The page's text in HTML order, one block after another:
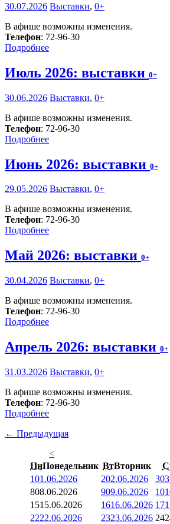
30.07.2026 Выставки, 0+
В афише возможны изменения.
Телефон: 72-96-30
Подробнее
Июль 2026: выставки 0+
30.06.2026 Выставки, 0+
В афише возможны изменения.
Телефон: 72-96-30
Подробнее
Июнь 2026: выставки 0+
29.05.2026 Выставки, 0+
В афише возможны изменения.
Телефон: 72-96-30
Подробнее
Май 2026: выставки 0+
30.04.2026 Выставки, 0+
В афише возможны изменения.
Телефон: 72-96-30
Подробнее
Апрель 2026: выставки 0+
31.03.2026 Выставки, 0+
В афише возможны изменения.
Телефон: 72-96-30
Подробнее
← Предыдущая
<
ПнПонедельник ВтВторник
101.06.2026 202.06.2026 3
808.06.2026 909.06.2026 10
1515.06.2026 1616.06.2026 17
2222.06.2026 2323.06.2026 24